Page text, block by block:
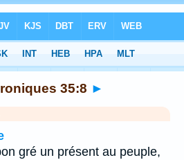
35:8 ►
gré un présent au peuple,